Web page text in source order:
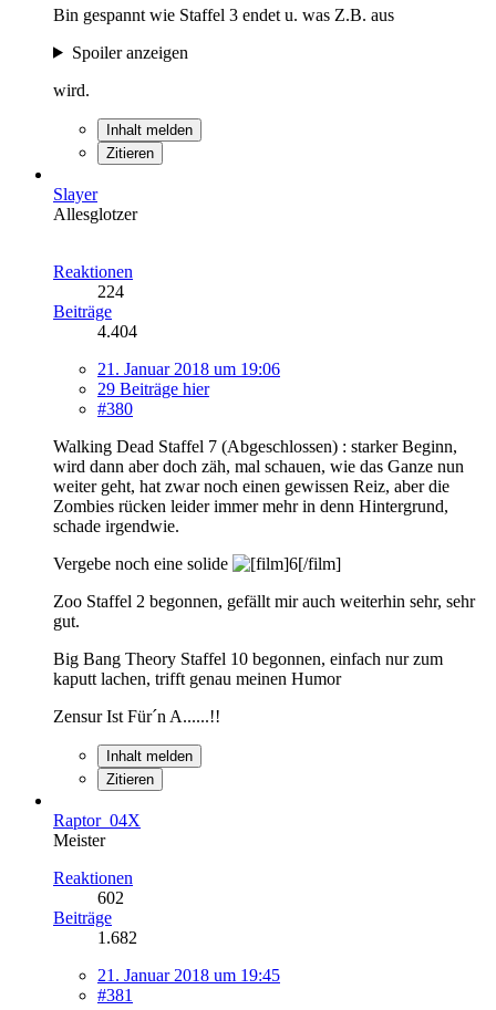
Bin gespannt wie Staffel 3 endet u. was Z.B. aus
Spoiler anzeigen
wird.
Inhalt melden
Zitieren
Slayer
Allesglotzer
Reaktionen
224
Beiträge
4.404
21. Januar 2018 um 19:06
29 Beiträge hier
#380
Walking Dead Staffel 7 (Abgeschlossen) : starker Beginn,
wird dann aber doch zäh, mal schauen, wie das Ganze nun
weiter geht, hat zwar noch einen gewissen Reiz, aber die
Zombies rücken leider immer mehr in denn Hintergrund,
schade irgendwie.
Vergebe noch eine solide
Zoo Staffel 2 begonnen, gefällt mir auch weiterhin sehr, sehr
gut.
Big Bang Theory Staffel 10 begonnen, einfach nur zum
kaputt lachen, trifft genau meinen Humor
Zensur Ist Für´n A......!!
Inhalt melden
Zitieren
Raptor_04X
Meister
Reaktionen
602
Beiträge
1.682
21. Januar 2018 um 19:45
#381